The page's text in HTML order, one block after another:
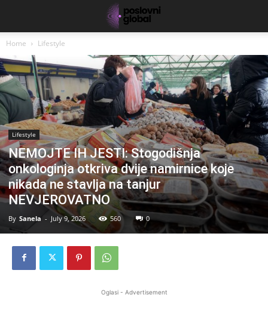
Home Lifestyle
Lifestyle
NEMOJTE IH JESTI: Stogodišnja
onkologinja otkriva dvije namirnice koje
nikada ne stavlja na tanjur
NEVJEROVATNO
By Sanela - July 9, 2026 560 0
Oglasi - Advertisement